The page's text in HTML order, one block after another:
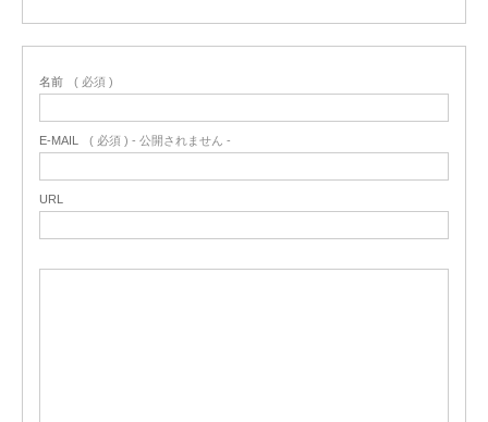
名前 ( 必須 )
E-MAIL ( 必須 ) - 公開されません -
URL